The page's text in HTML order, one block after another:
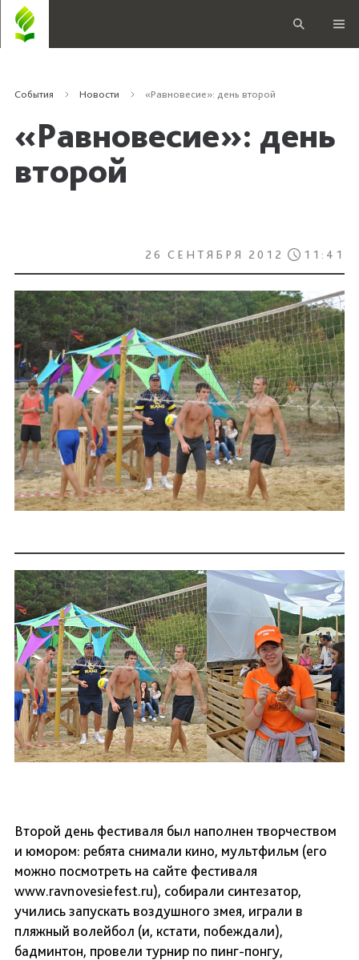
События Новости «Равновесие»: день второй
«Равновесие»: день
второй
26 СЕНТЯБРЯ 2012 11:41
Второй день фестиваля был наполнен творчеством
и юмором: ребята снимали кино, мультфильм (его
можно посмотреть на сайте фестиваля
www.ravnovesiefest.ru), собирали синтезатор,
учились запускать воздушного змея, играли в
пляжный волейбол (и, кстати, побеждали),
бадминтон, провели турнир по пинг-понгу,